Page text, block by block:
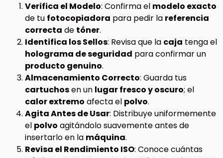
Verifica el Modelo: Confirma el modelo exacto
de tu fotocopiadora para pedir la referencia
correcta de tóner.
Identifica los Sellos: Revisa que la caja tenga el
holograma de seguridad para confirmar un
producto genuino.
Almacenamiento Correcto: Guarda tus
cartuchosen un lugar fresco y oscuro; el
calor extremo afecta el polvo.
Agita Antes de Usar: Distribuye uniformemente
el polvo agitándolo suavemente antes de
insertarlo en la máquina.
Revisa el Rendimiento ISO: Conoce cuántas